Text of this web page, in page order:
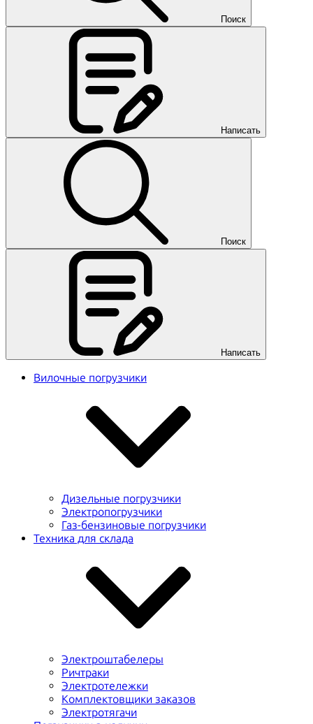
Поиск
Написать
Поиск
Написать
Вилочные погрузчики
Дизельные погрузчики
Электропогрузчики
Газ-бензиновые погрузчики
Техника для склада
Электроштабелеры
Ричтраки
Электротележки
Комплектовщики заказов
Электротягачи